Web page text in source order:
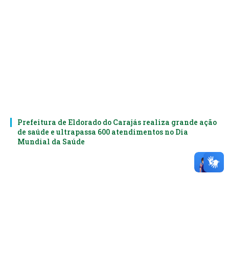
Prefeitura de Eldorado do Carajás realiza grande ação
de saúde e ultrapassa 600 atendimentos no Dia
Mundial da Saúde